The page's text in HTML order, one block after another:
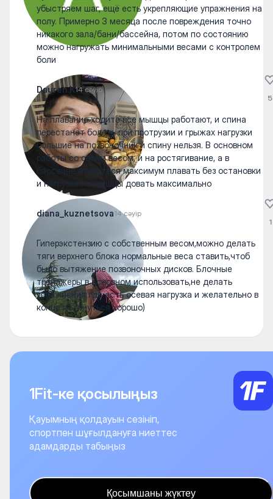
убыстряем шаг, ещё есть укрепляющие упражнения на
полу. Примерно 3 месяца после повреждения точно
никакого зала/бани/бассейна, потом по состоянию
можно нагружать минимальными весами с контролем
боли
Dauren.K14 сәуір
На плавание ходите все мышцы работают, и спина
перестанет болеть при протрузии и грыжах нагрузки
большие на позвоночник и спину нельзя. В основном
работы со своим весом, и на ростягивание, а в
бассейне стараться максимум плавать без остановки
и нагрузка на мышцы довать максимально
5
diana_kuznetsova14 сәуір
Гиперэкстензию с собственным весом,можно делать
тяги верхнего блока нормальные веса ставить,чтоб
было вытяжение позвоночных дисков. Блочные
тренажеры в основном использовать,не делать
упражнения где есть осевая нагрузка и желательно в
конце потянуться хорошо)
1
1Fit-ке қосылыңыз
Қауымның қолдауын сезініп,
спортпен шұғылдануға ниеттес
адамдарды табыңыз
Қосымшаны жүктеу